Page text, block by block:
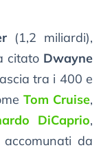
(1,2 miliardi),
citato Dwayne
tra i 400 e
Tom Cruise,
DiCaprio,
accomunati da